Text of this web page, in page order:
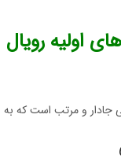
اولیه رویال
جادار و مرتب است که